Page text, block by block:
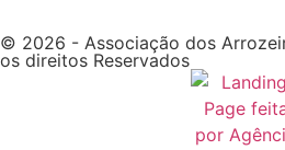
© 2026 - Associação dos
os direitos Reservados